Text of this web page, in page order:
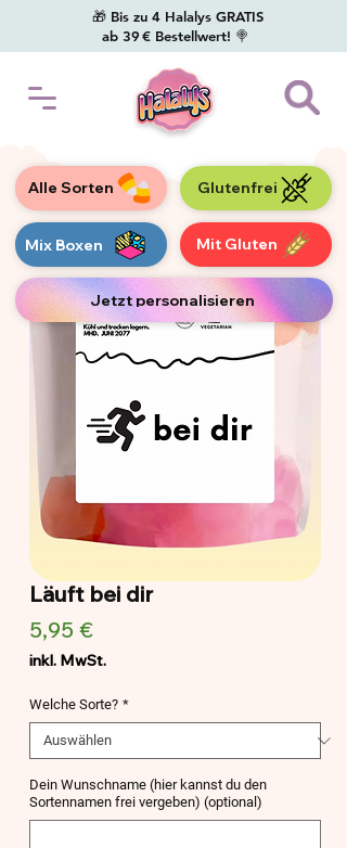
🎁 Bis zu 4 Halalys GRATIS
ab 39 € Bestellwert! 🍭
Alle Sorten Glutenfrei
Mix Boxen Mit Gluten
Läuft bei dir
5,95 €Preis
inkl. MwSt.
Welche Sorte? *
Dein Wunschname (hier kannst du den
Sortennamen frei vergeben) (optional)
Jetzt personalisieren